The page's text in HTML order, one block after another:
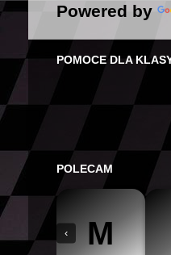
Powered by
POMOCE DLA
POLECAM
‹ M